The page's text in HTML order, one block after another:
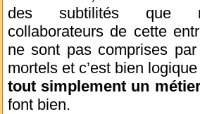
des subtilités que
collaborateurs de cette
ne sont pas comprises
mortels et c’est bien
tout simplement un
font bien.